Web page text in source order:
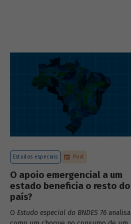
Estudos especiais Post
O apoio emergencial a um
estado beneficia o resto do
país?
O Estudo especial do BNDES 76 analisa